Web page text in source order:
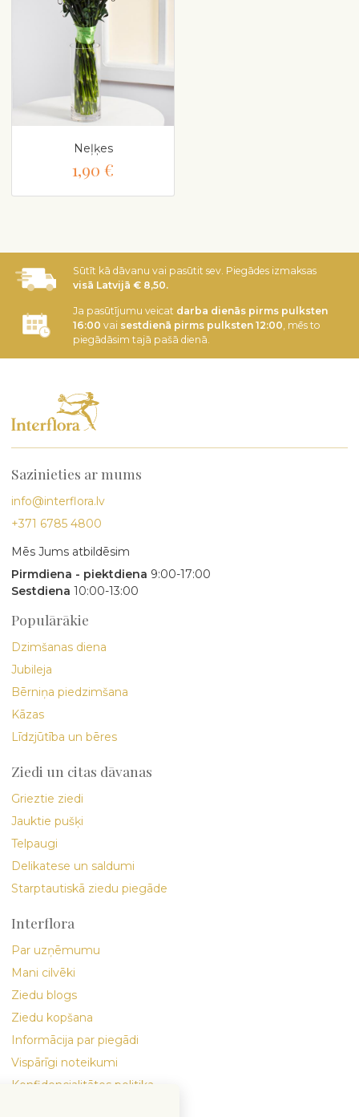
Neļķes
1,90 €
Sūtīt kā dāvanu vai pasūtit sev. Piegādes izmaksas
visā Latvijā € 8,50.
Ja pasūtījumu veicat darba dienās pirms pulksten
16:00 vai sestdienā pirms pulksten 12:00, mēs to
piegādāsim tajā pašā dienā.
Sazinieties ar mums
info@interflora.lv
+371 6785 4800
Mēs Jums atbildēsim
Pirmdiena - piektdiena 9:00-17:00
Sestdiena 10:00-13:00
Populārākie
Dzimšanas diena
Jubileja
Bērniņa piedzimšana
Kāzas
Līdzjūtība un bēres
Ziedi un citas dāvanas
Grieztie ziedi
Jauktie pušķi
Telpaugi
Delikatese un saldumi
Starptautiskā ziedu piegāde
Interflora
Par uzņēmumu
Mani cilvēki
Ziedu blogs
Ziedu kopšana
Informācija par piegādi
Vispārīgi noteikumi
Konfidencialitātes politika